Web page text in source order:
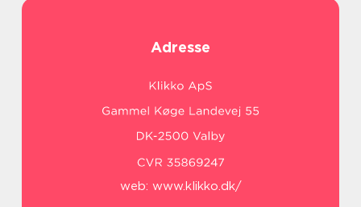
Adresse
web: www.klikko.dk/